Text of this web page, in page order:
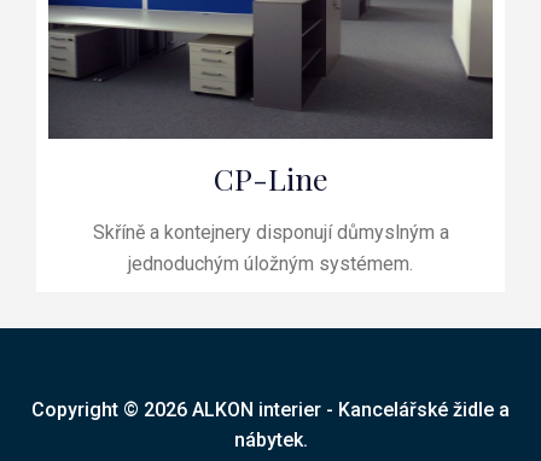
CP-Line
Skříně a kontejnery disponují důmyslným a
jednoduchým úložným systémem.
Copyright © 2026 ALKON interier - Kancelářské židle a
nábytek.